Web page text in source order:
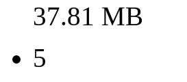
37.81 MB
5